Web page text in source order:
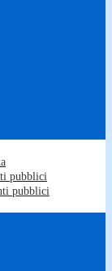
pubblici
pubblici